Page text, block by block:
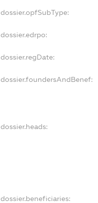
dossier.opfSubType:
dossier.edrpo:
dossier.regDate:
dossier.foundersAndBenef:
dossier.heads:
dossier.beneficiaries: